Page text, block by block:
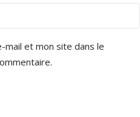
mail et mon site dans le